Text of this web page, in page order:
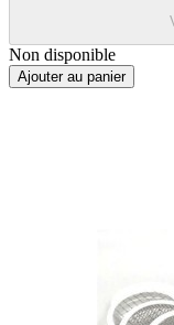
Non disponible
Ajouter au panier